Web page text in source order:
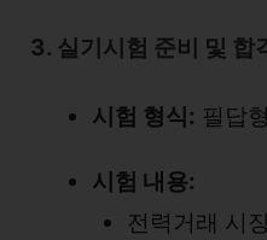
3. 실기시험 준비 및 합
시험 형식: 필답
시험 내용:
전력거래 시